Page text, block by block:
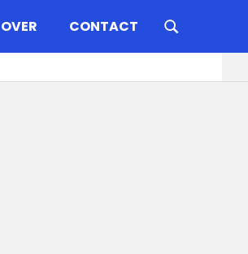
OVER CONTACT